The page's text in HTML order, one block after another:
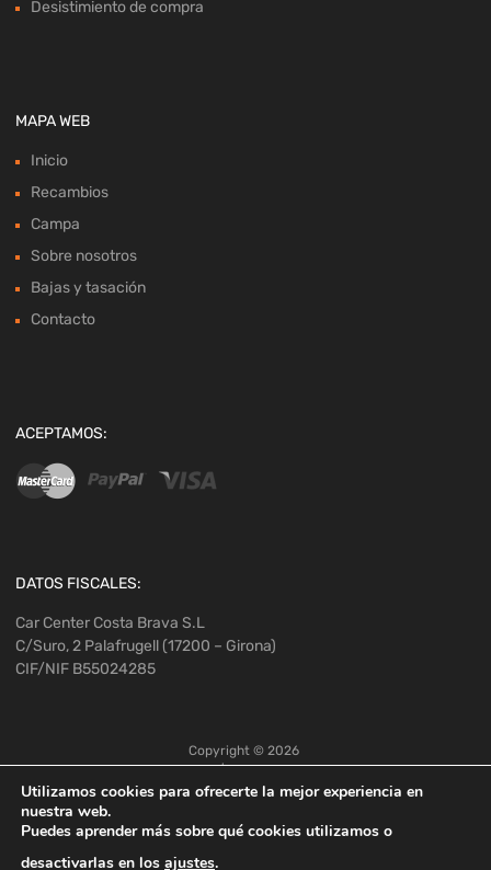
Desistimiento de compra
MAPA WEB
Inicio
Recambios
Campa
Sobre nosotros
Bajas y tasación
Contacto
ACEPTAMOS:
DATOS FISCALES:
Car Center Costa Brava S.L
C/Suro, 2 Palafrugell (17200 – Girona)
CIF/NIF B55024285
Copyright © 2026
Utilizamos cookies para ofrecerte la mejor experiencia en
nuestra web.
Puedes aprender más sobre qué cookies utilizamos o
desactivarlas en los ajustes.